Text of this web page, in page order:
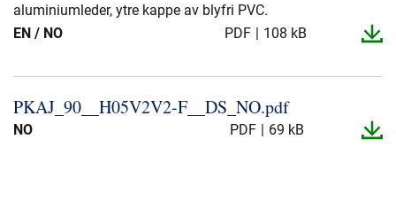
aluminiumleder, ytre kappe av blyfri PVC.
EN / NO
PDF 108 kB
PKAJ_​90_​_​H05V2V2-​F_​_​DS_​NO.​pdf
NO PDF 69 kB